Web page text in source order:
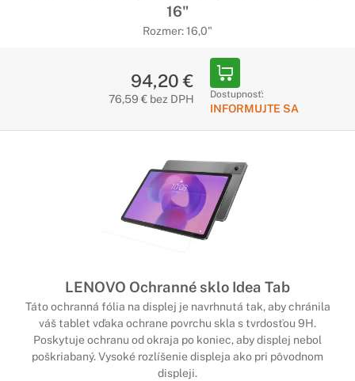
konferenčných priestoroch všetkých tvarov a veľkostí.
16"
Rozmer: 16,0"
94,20 €
76,59 € bez DPH Dostupnosť:
INFORMUJTE SA
LENOVO Ochranné sklo Idea Tab
Táto ochranná fólia na displej je navrhnutá tak, aby chránila
váš tablet vďaka ochrane povrchu skla s tvrdosťou 9H.
Poskytuje ochranu od okraja po koniec, aby displej nebol
poškriabaný. Vysoké rozlíšenie displeja ako pri pôvodnom
displeji.